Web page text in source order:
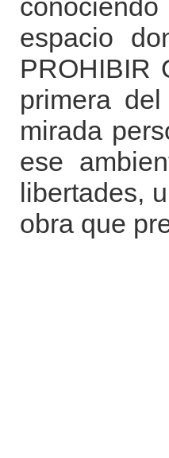
espacio
PROHIBIR
primera
mirada
ese
libertades,
obra que